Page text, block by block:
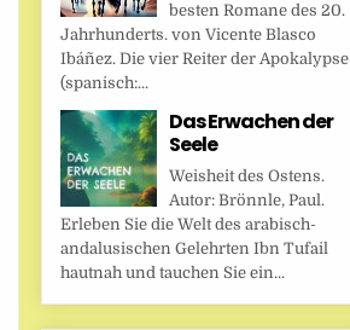
besten Romane des 20.
Jahrhunderts. von Vicente Blasco
Ibáñez. Die vier Reiter der Apokalypse
(spanisch:...
Das Erwachen der
Seele
Weisheit des Ostens.
Autor: Brönnle, Paul.
Erleben Sie die Welt des arabisch-
andalusischen Gelehrten Ibn Tufail
hautnah und tauchen Sie ein...